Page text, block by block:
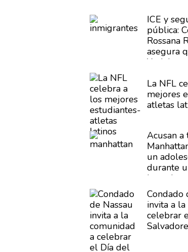
Jersey
ICE y
pública:
Rossana
asegura
York
La NFL
mejores
atletas
Acusan
un
durante
víctimas
Condado
invita a
celebrar